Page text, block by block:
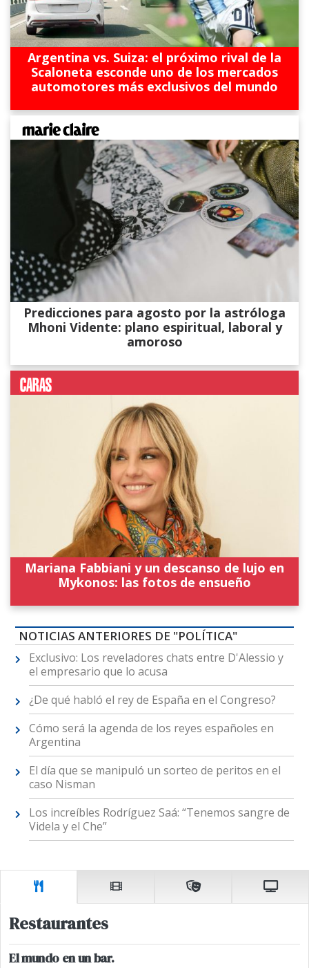
Argentina vs. Suiza: el próximo rival de la
Scaloneta esconde uno de los mercados
automotores más exclusivos del mundo
Predicciones para agosto por la astróloga
Mhoni Vidente: plano espiritual, laboral y
amoroso
Mariana Fabbiani y un descanso de lujo en
Mykonos: las fotos de ensueño
NOTICIAS ANTERIORES DE "POLÍTICA"
Exclusivo: Los reveladores chats entre D'Alessio y
el empresario que lo acusa
¿De qué habló el rey de España en el Congreso?
Cómo será la agenda de los reyes españoles en
Argentina
El día que se manipuló un sorteo de peritos en el
caso Nisman
Los increíbles Rodríguez Saá: “Tenemos sangre de
Videla y el Che”
Restaurantes
El mundo en un bar.